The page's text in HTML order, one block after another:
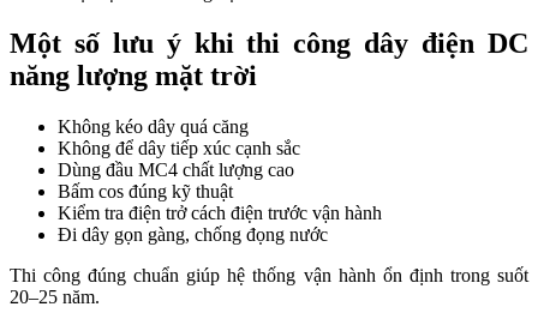
Một số lưu ý khi thi công dây điện DC
năng lượng mặt trời
Không kéo dây quá căng
Không để dây tiếp xúc cạnh sắc
Dùng đầu MC4 chất lượng cao
Bấm cos đúng kỹ thuật
Kiểm tra điện trở cách điện trước vận hành
Đi dây gọn gàng, chống đọng nước
Thi công đúng chuẩn giúp hệ thống vận hành ổn định trong suốt
20–25 năm.